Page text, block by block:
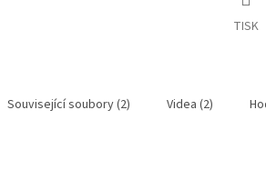
TISK
Související soubory (2) Videa (2)